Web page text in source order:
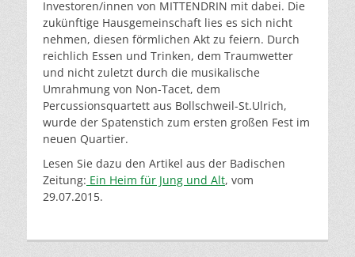
Investoren/innen von MITTENDRIN mit dabei. Die
zukünftige Hausgemeinschaft lies es sich nicht
nehmen, diesen förmlichen Akt zu feiern. Durch
reichlich Essen und Trinken, dem Traumwetter
und nicht zuletzt durch die musikalische
Umrahmung von Non-Tacet, dem
Percussionsquartett aus Bollschweil-St.Ulrich,
wurde der Spatenstich zum ersten großen Fest im
neuen Quartier.
Lesen Sie dazu den Artikel aus der Badischen
Zeitung: Ein Heim für Jung und Alt, vom
29.07.2015.